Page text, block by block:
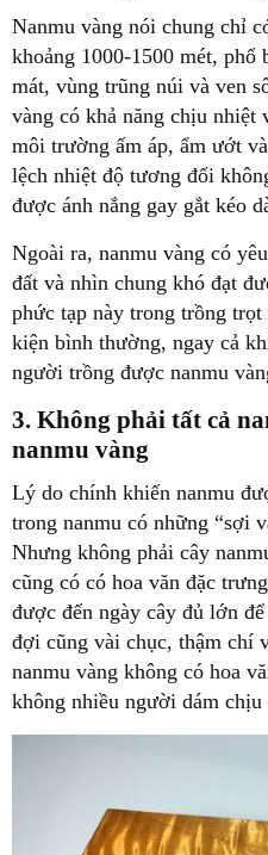
Nanmu vàng nói chung chỉ
khoảng 1000-1500 mét,
mát, vùng trũng núi và ven
vàng có khả năng chịu
môi trường ấm áp, ẩm ướt
lệch nhiệt độ tương đối
được ánh nắng gay gắt kéo
Ngoài ra, nanmu vàng có
đất và nhìn chung khó đạt
phức tạp này trong trồng
kiện bình thường, ngay cả
người trồng được nanmu
3. Không phải tất cả
nanmu vàng
Lý do chính khiến nanmu
trong nanmu có những “sợi
Nhưng không phải cây
cũng có có hoa văn đặc
được đến ngày cây đủ lớn
đợi cũng vài chục, thậm chí
nanmu vàng không có hoa
không nhiều người dám